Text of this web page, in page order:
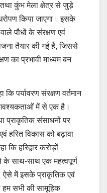
कुंभ मेला क्षेत्र से जुड़े
किया जाएगा। इसके
पौधों के संरक्षण एवं
तैयार की गई है, जिससे
का प्रभावी माध्यम बन
कि पर्यावरण संरक्षण वर्तमान
में से एक है।
प्राकृतिक संसाधनों पर
हरित विकास को बढ़ावा
हरिद्वार करोड़ों
के साथ-साथ एक महत्वपूर्ण
ऐसे में इसके प्राकृतिक एवं
हम सभी की सामूहिक